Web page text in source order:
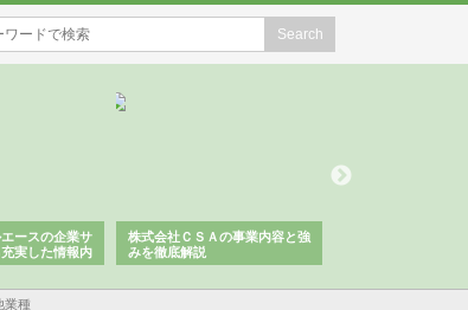
ースの企業サ
実した情報内
株式会社ＣＳＡの事業内容と強
みを徹底解説
業種